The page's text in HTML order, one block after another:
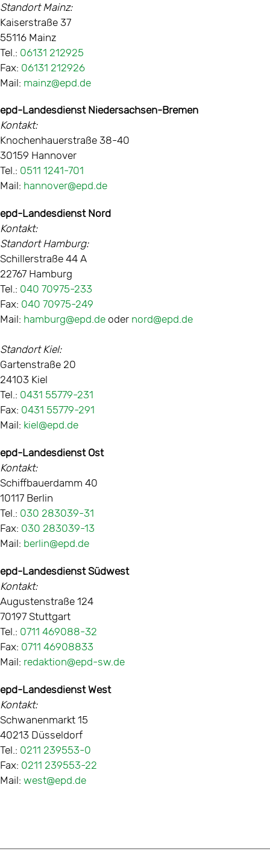
Standort Mainz:
Kaiserstraße 37
55116 Mainz
Tel.: 06131 212925
Fax: 06131 212926
Mail: mainz@epd.de
epd-Landesdienst Niedersachsen-Bremen
Kontakt:
Knochenhauerstraße 38-40
30159 Hannover
Tel.: 0511 1241-701
Mail: hannover@epd.de
epd-Landesdienst Nord
Kontakt:
Standort Hamburg:
Schillerstraße 44 A
22767 Hamburg
Tel.: 040 70975-233
Fax: 040 70975-249
Mail: hamburg@epd.de oder nord@epd.de
Standort Kiel:
Gartenstraße 20
24103 Kiel
Tel.: 0431 55779-231
Fax: 0431 55779-291
Mail: kiel@epd.de
epd-Landesdienst Ost
Kontakt:
Schiffbauerdamm 40
10117 Berlin
Tel.: 030 283039-31
Fax: 030 283039-13
Mail: berlin@epd.de
epd-Landesdienst Südwest
Kontakt:
Augustenstraße 124
70197 Stuttgart
Tel.: 0711 469088-32
Fax: 0711 46908833
Mail: redaktion@epd-sw.de
epd-Landesdienst West
Kontakt:
Schwanenmarkt 15
40213 Düsseldorf
Tel.: 0211 239553-0
Fax: 0211 239553-22
Mail: west@epd.de